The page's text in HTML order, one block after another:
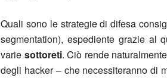
Quali sono le strategie di difesa
segmentation), espediente grazie al
varie sottoreti. Ciò rende
degli hacker – che necessiteranno di